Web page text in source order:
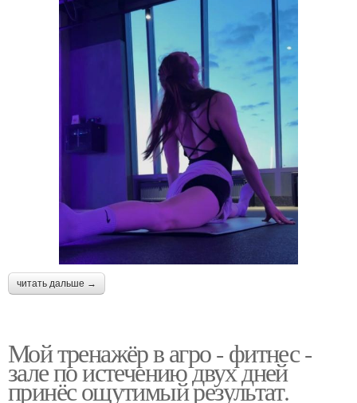
читать дальше →
Мой тренажёр в агро - фитнес -
зале по истечению двух дней
принёс ощутимый результат.